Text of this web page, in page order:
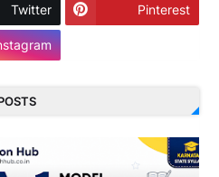
Twitter Pinterest